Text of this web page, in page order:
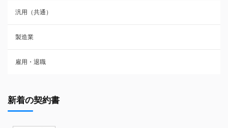
汎用（共通）
製造業
雇用・退職
新着の契約書